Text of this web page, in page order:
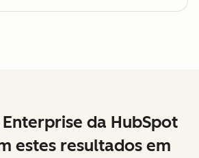
da HubSpot
estes resultados em